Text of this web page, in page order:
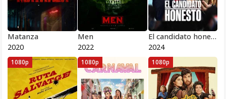
Matanza
2020
Men
2022
El candidato honesto
2024
1080p 1080p 1080p